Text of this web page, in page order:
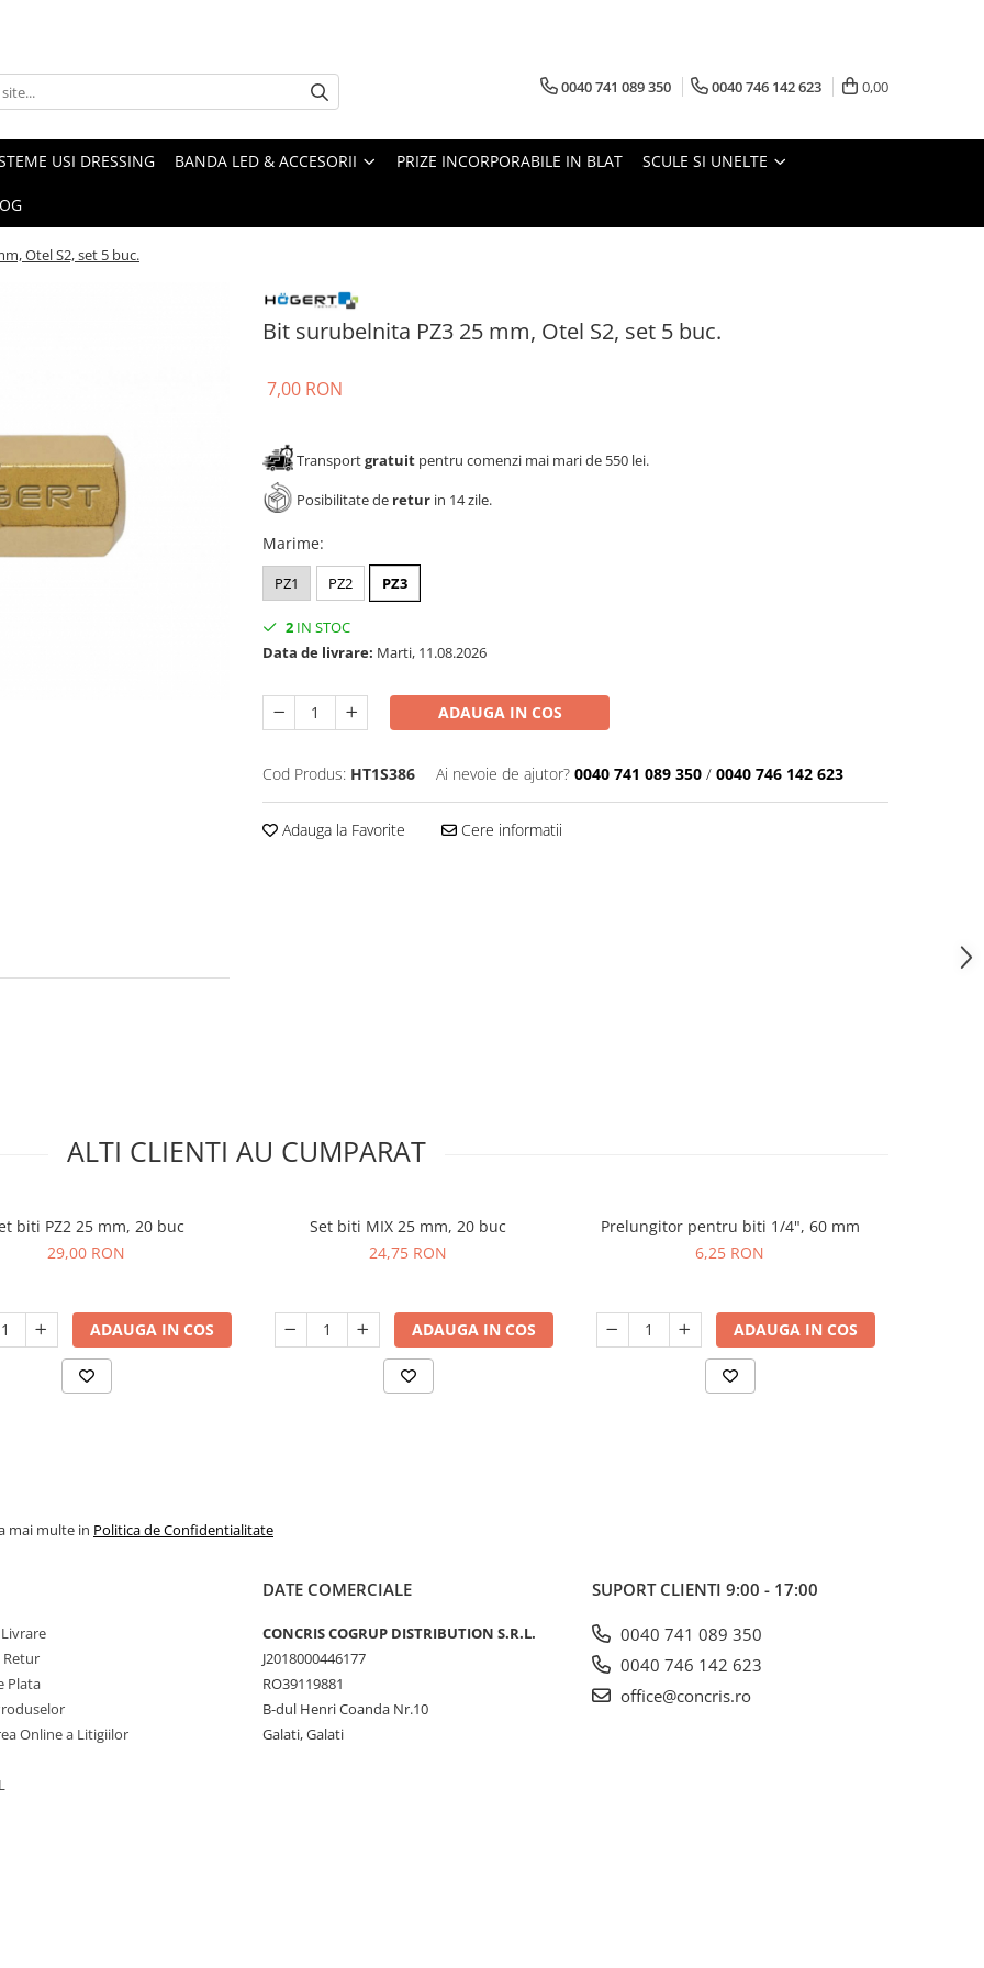
0040 741 089 350 0040 746 142 623 0,00
USI DRESSING BANDA LED & ACCESORII PRIZE INCORPORABILE IN BLAT SCULE SI UNELTE
Otel S2, set 5 buc.
Bit surubelnita PZ3 25 mm, Otel S2, set 5 buc.
7,00 RON
Transportgratuit pentru comenzi mai mari de 550 lei.
Posibilitate de retur in 14 zile.
Marime:
PZ1 PZ2 PZ3
2 IN STOC
Data de livrare: Marti, 11.08.2026
ADAUGA IN COS
Cod Produs: HT1S386 Ai nevoie de ajutor? 0040 741 089 350 / 0040 746 142 623
Adauga la Favorite Cere informatii
ALTI CLIENTI AU CUMPARAT
biti PZ2 25 mm, 20 buc
29,00 RON
ADAUGA IN COS
Set biti MIX 25 mm, 20 buc
24,75 RON
ADAUGA IN COS
Prelungitor pentru biti 1/4", 60 mm
6,25 RON
ADAUGA IN COS
mai multe in Politica de Confidentialitate
Retur
Plata
Online a Litigiilor
DATE COMERCIALE
CONCRIS COGRUP DISTRIBUTION S.R.L.
J2018000446177
RO39119881
B-dul Henri Coanda Nr.10
Galati, Galati
SUPORT CLIENTI 9:00 - 17:00
0040 741 089 350
0040 746 142 623
office@concris.ro